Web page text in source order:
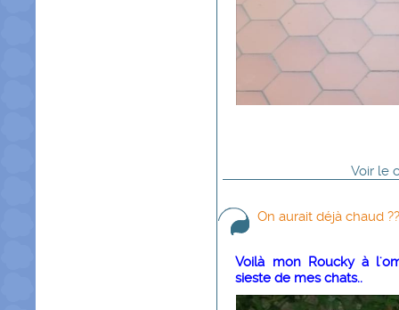
Voir le
On aurait déjà chaud
Voilà mon Roucky à
sieste de mes chats..